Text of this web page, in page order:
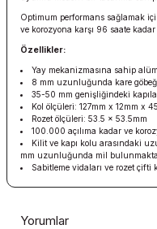
Optimum performans sağlamak
ve korozyona karşı 96 saate kadar
Özellikler:
Yay mekanizmasına sahip
8 mm uzunluğunda kare
35-50 mm genişliğindeki
Kol ölçüleri: 127mm x 12mm x
Rozet ölçüleri: 53.5 x 53.5mm
100.000 açılıma kadar ve
Kilit ve kapı kolu arasındaki
mm uzunluğunda mil
Sabitleme vidaları ve rozet
Yorumlar